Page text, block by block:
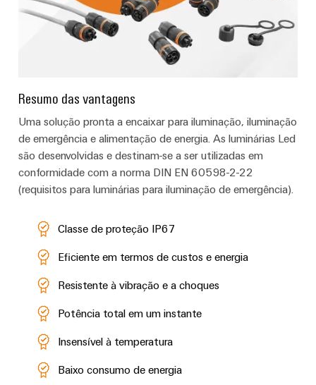
Resumo das vantagens
Uma solução pronta a encaixar para iluminação, iluminação
de emergência e alimentação de energia. As luminárias Led
são desenvolvidas e destinam-se a ser utilizadas em
conformidade com a norma DIN EN 60598-2-22
(requisitos para luminárias para iluminação de emergência).
Classe de proteção IP67
Eficiente em termos de custos e energia
Resistente à vibração e a choques
Potência total em um instante
Insensível à temperatura
Baixo consumo de energia